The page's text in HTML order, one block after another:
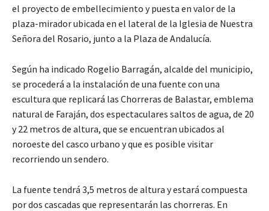
el proyecto de embellecimiento y puesta en valor de la
plaza-mirador ubicada en el lateral de la Iglesia de Nuestra
Señora del Rosario, junto a la Plaza de Andalucía.
Según ha indicado Rogelio Barragán, alcalde del municipio,
se procederá a la instalación de una fuente con una
escultura que replicará las Chorreras de Balastar, emblema
natural de Faraján, dos espectaculares saltos de agua, de 20
y 22 metros de altura, que se encuentran ubicados al
noroeste del casco urbano y que es posible visitar
recorriendo un sendero.
La fuente tendrá 3,5 metros de altura y estará compuesta
por dos cascadas que representarán las chorreras. En